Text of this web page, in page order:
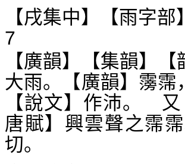
【戌集中】【雨字
7
【廣韻】【集韻】【
大雨。【廣韻】霶
【說文】作沛。
唐賦】興雲聲之霈
切。